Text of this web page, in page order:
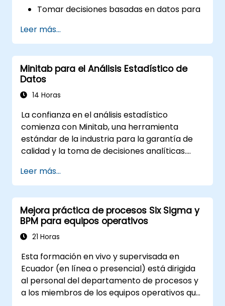
Tomar decisiones basadas en datos para
Implementar proyectos completos de
ciencia de datos.
Leer más...
Minitab para el Análisis Estadístico de
Datos
14 Horas
La confianza en el análisis estadístico
comienza con Minitab, una herramienta
estándar de la industria para la garantía de
calidad y la toma de decisiones analíticas.
estadística descriptiva, modelado de
distribuciones, métodos de regresión, diseño
experimental y gráficos de control para la
supervisión de procesos. Proporciona a los
profesionales las herramientas necesarias
para implementar intervalos de confianza,
análisis de varianza, con el fin de identificar
señales accionables dentro de conjuntos de
datos complejos.
Leer más...
Mejora práctica de procesos Six Sigma y
BPM para equipos operativos
21 Horas
Esta formación en vivo y supervisada en
Ecuador (en línea o presencial) está dirigida
al personal del departamento de procesos y
a los miembros de los equipos operativos que